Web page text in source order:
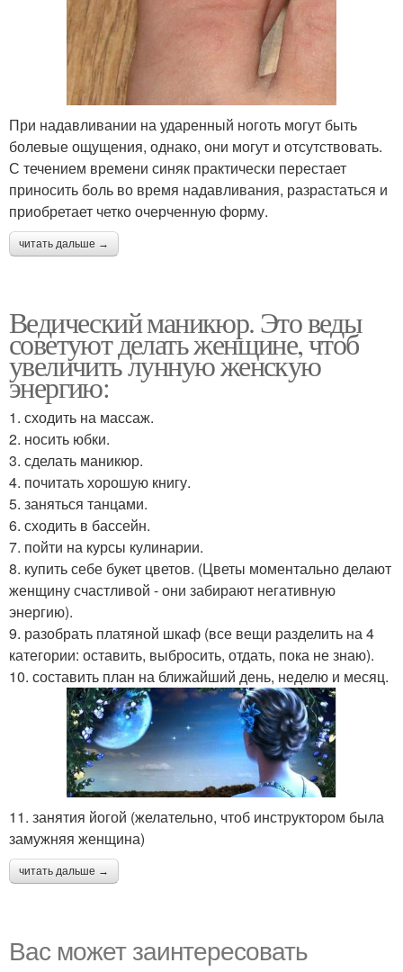
При надавливании на ударенный ноготь могут быть
болевые ощущения, однако, они могут и отсутствовать.
С течением времени синяк практически перестает
приносить боль во время надавливания, разрастаться и
приобретает четко очерченную форму.
читать дальше →
Ведический маникюр. Это веды
советуют делать женщине, чтоб
увеличить лунную женскую
энергию:
1. сходить на массаж.
2. носить юбки.
3. сделать маникюр.
4. почитать хорошую книгу.
5. заняться танцами.
6. сходить в бассейн.
7. пойти на курсы кулинарии.
8. купить себе букет цветов. (Цветы моментально делают
женщину счастливой - они забирают негативную
энергию).
9. разобрать платяной шкаф (все вещи разделить на 4
категории: оставить, выбросить, отдать, пока не знаю).
10. составить план на ближайший день, неделю и месяц.
11. занятия йогой (желательно, чтоб инструктором была
замужняя женщина)
читать дальше →
Вас может заинтересовать